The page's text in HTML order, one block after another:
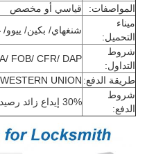
المواصفات:
قياسي أو مخصص
ميناء
التحميل:
شنغهاي/ بكين/ ييوو/
شروط
التداول:
FOB/ CFR/ DAP
طريقة الدفع: WESTERN UNION
شروط
الدفع:
30% إيداع زائد رصيد / قابل للتفاوض